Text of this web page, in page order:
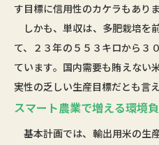
す目標に信用性のカケラもありま
しかも、単収は、多肥栽培を
て、２３年の５５３キロから３
ています。国内需要も賄えない
実性の乏しい生産目標だとも言え
スマート農業で増える環境
基本計画では、輸出用米の生